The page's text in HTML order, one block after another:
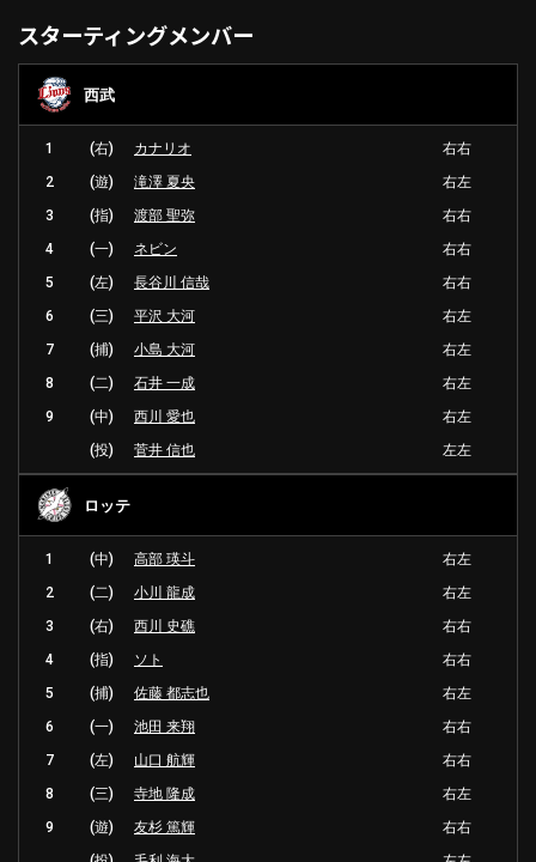
スターティングメンバー
西武
1 (右) カナリオ
右右
2
(遊) 滝澤 夏央
右左
3
(指) 渡部 聖弥
右右
4
(一) ネビン
右右
5
(左) 長谷川 信哉
右右
6
(三) 平沢 大河
右左
7
(捕) 小島 大河
右左
8
(二) 石井 一成
右左
9
(中) 西川 愛也
右左
(投)
菅井 信也 左左
ロッテ
1 (中) 高部 瑛斗
右左
2
(二) 小川 龍成
右左
3
(右) 西川 史礁
右右
4
(指) ソト
右右
5
(捕) 佐藤 都志也
右左
6
(一) 池田 来翔
右右
7
(左) 山口 航輝
右右
8
(三) 寺地 隆成
右左
9
(遊) 友杉 篤輝
右右